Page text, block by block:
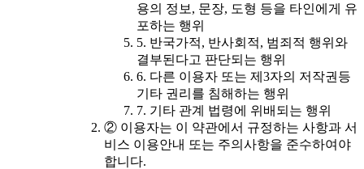
용의 정보, 문장, 도형 등을 타인에게 유
포하는 행위
5. 반국가적, 반사회적, 범죄적 행위와
결부된다고 판단되는 행위
6. 다른 이용자 또는 제3자의 저작권등
기타 권리를 침해하는 행위
7. 기타 관계 법령에 위배되는 행위
② 이용자는 이 약관에서 규정하는 사항과 서
비스 이용안내 또는 주의사항을 준수하여야
합니다.